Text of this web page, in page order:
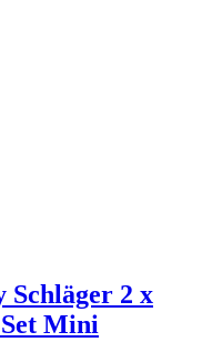
Schläger 2 x
Mini